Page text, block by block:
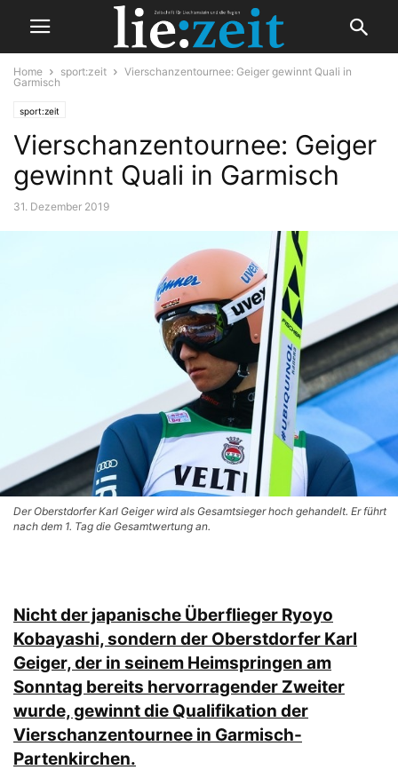
Home sport:zeit
Vierschanzentournee: Geiger gewinnt Quali in
Garmisch
sport:zeit
Vierschanzentournee: Geiger
gewinnt Quali in Garmisch
31. Dezember 2019
Der Oberstdorfer Karl Geiger wird als Gesamtsieger hoch gehandelt. Er führt
nach dem 1. Tag die Gesamtwertung an.
Nicht der japanische Überflieger Ryoyo
Kobayashi, sondern der Oberstdorfer Karl
Geiger, der in seinem Heimspringen am
Sonntag bereits hervorragender Zweiter
wurde, gewinnt die Qualifikation der
Vierschanzentournee in Garmisch-
Partenkirchen.